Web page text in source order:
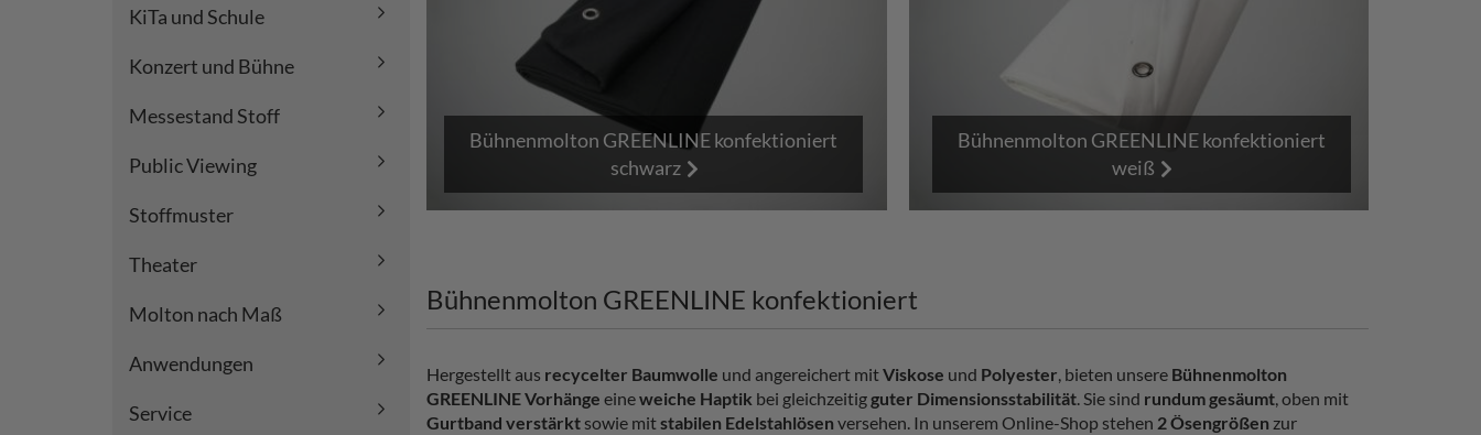
Bühnenmolton GREENLINE konfektioniert
schwarz
Bühnenmolton GREENLINE konfektioniert
weiß
Bühnenmolton GREENLINE konfektioniert
Hergestellt aus recycelter Baumwolle und angereichert mitViskose und Polyester, bieten unsere Bühnenmolton
GREENLINE Vorhänge eineweiche Haptik bei gleichzeitigguter Dimensionsstabilität. Sie sind rundum gesäumt, oben mit
Gurtband verstärkt sowie mitstabilen Edelstahlösen versehen. In unserem Online-Shop stehen 2 Ösengrößen zur
KiTa und Schule
Konzert und Bühne
Messestand Stoff
Public Viewing
Stoffmuster
Theater
Molton nach Maß
Anwendungen
Service